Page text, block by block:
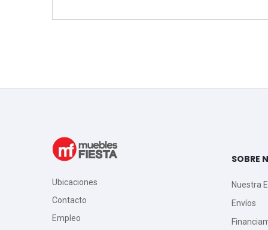
Ubicaciones
Contacto
Empleo
SOBRE
Nuestra
Envíos